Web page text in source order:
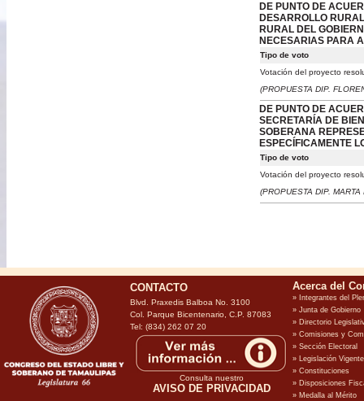
DE PUNTO DE
DESARROLLO
RURAL DEL
NECESARIAS PARA
Tipo de voto
Votación del proyecto
(PROPUESTA DIP.
DE PUNTO DE
SECRETARÍA DE
SOBERANA
ESPECÍFICAMENTE
Tipo de voto
Votación del proyecto
(PROPUESTA DIP.
CONTACTO
Blvd. Praxedis Balboa No. 3100
Col. Parque Bicentenario, C.P. 87083
Tel: (834) 262 07 20
Consulta nuestro
AVISO DE PRIVACIDAD